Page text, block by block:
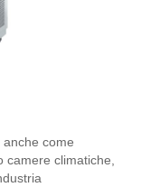
come
climatiche,